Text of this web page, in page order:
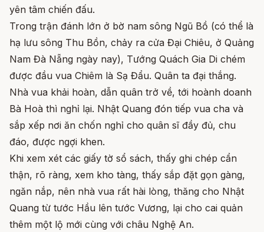
yên tâm chiến đấu.
Trong trận đánh lớn ở bờ nam sông Ngũ Bồ (có thể là
hạ lưu sông Thu Bồn, chảy ra cửa Đại Chiêu, ở Quảng
Nam Đà Nẵng ngày nay), Tướng Quách Gia Di chém
được đầu vua Chiêm là Sạ Đẩu. Quân ta đại thắng.
Nhà vua khải hoàn, dẫn quân trở về, tới hoành doanh
Bà Hoà thì nghỉ lại. Nhật Quang đón tiếp vua cha và
sắp xếp nơi ăn chốn nghỉ cho quân sĩ đầy đủ, chu
đáo, được ngợi khen.
Khi xem xét các giấy tờ sổ sách, thấy ghi chép cẩn
thận, rõ ràng, xem kho tàng, thấy sắp đặt gọn gàng,
ngăn nắp, nên nhà vua rất hài lòng, thăng cho Nhật
Quang từ tước Hầu lên tước Vương, lại cho cai quản
thêm một lộ mới cùng với châu Nghệ An.